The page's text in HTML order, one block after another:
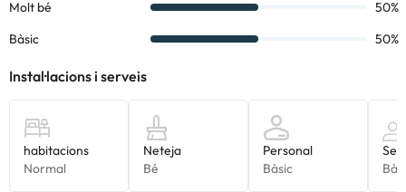
l'aeroport, és una base còmoda i versàtil per descobrir la ciutat.
Reserva i gaudeix València amb total llibertat.
Alguns dels serveis detallats poden ser de pagament. Podeu
informació d'aquesta fitxa està subjecta a canvis per part de
l'allotjament. Si tens dubtes, contacta'ns.